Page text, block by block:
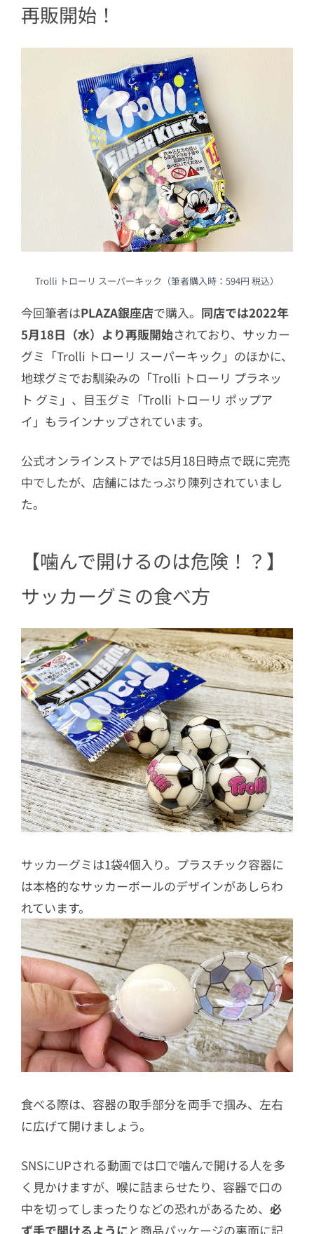
再販開始！
Trolli トローリ スーパーキック（筆者購入時：594円 税込）
今回筆者はPLAZA銀座店で購入。 同店では2022年
5月18日（水）より再販開始されており、サッカー
グミ「Trolli トローリ スーパーキック」のほかに、
地球グミでお馴染みの「Trolli トローリ プラネッ
ト グミ」、目玉グミ「Trolli トローリ ポップア
イ」もラインナップされています。
公式オンラインストアでは5月18日時点で既に完売
中でしたが、店舗にはたっぷり陳列されていまし
た。
【噛んで開けるのは危険！？】
サッカーグミの食べ方
サッカーグミは1袋4個入り。 プラスチック容器に
は本格的なサッカーボールのデザインがあしらわ
れています。
食べる際は、容器の取手部分を両手で掴み、左右
に広げて開けましょう。
SNSにUPされる動画では口で噛んで開ける人を多
く見かけますが、喉に詰まらせたり、容器で口の
中を切ってしまったりなどの恐れがあるため、 必
ず手で開けるようにと商品パッケージの裏面に記